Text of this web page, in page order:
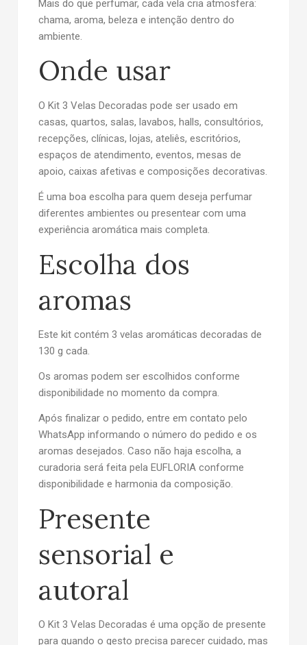
Mais do que perfumar, cada vela cria atmosfera:
chama, aroma, beleza e intenção dentro do
ambiente.
Onde usar
O Kit 3 Velas Decoradas pode ser usado em
casas, quartos, salas, lavabos, halls, consultórios,
recepções, clínicas, lojas, ateliês, escritórios,
espaços de atendimento, eventos, mesas de
apoio, caixas afetivas e composições decorativas.
É uma boa escolha para quem deseja perfumar
diferentes ambientes ou presentear com uma
experiência aromática mais completa.
Escolha dos
aromas
Este kit contém 3 velas aromáticas decoradas de
130 g cada.
Os aromas podem ser escolhidos conforme
disponibilidade no momento da compra.
Após finalizar o pedido, entre em contato pelo
WhatsApp informando o número do pedido e os
aromas desejados. Caso não haja escolha, a
curadoria será feita pela EUFLORIA conforme
disponibilidade e harmonia da composição.
Presente
sensorial e
autoral
O Kit 3 Velas Decoradas é uma opção de presente
para quando o gesto precisa parecer cuidado, mas